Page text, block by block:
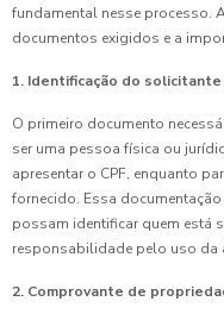
fundamental nesse processo.
documentos exigidos e a
1. Identificação do solicitante
O primeiro documento
ser uma pessoa física ou
apresentar o CPF, enquanto
fornecido. Essa
possam identificar quem está
responsabilidade pelo uso da
2. Comprovante de